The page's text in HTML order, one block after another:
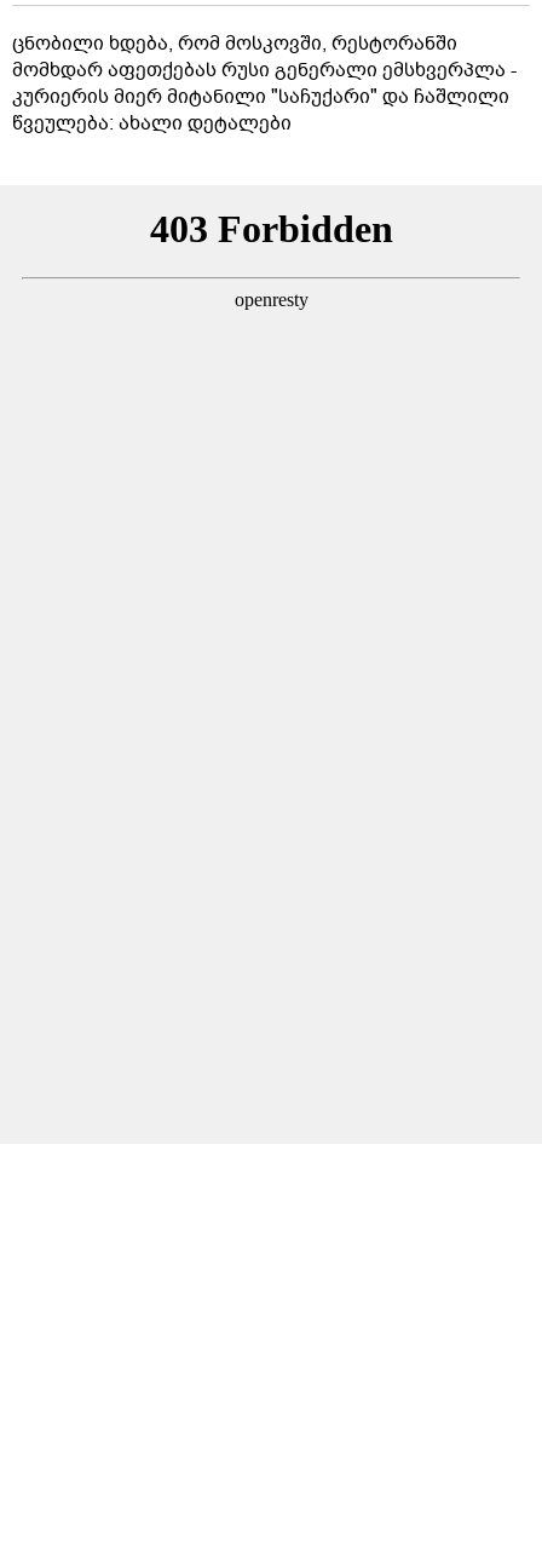
ცნობილი ხდება, რომ მოსკოვში, რესტორანში
მომხდარ აფეთქებას რუსი გენერალი ემსხვერპლა -
კურიერის მიერ მიტანილი "საჩუქარი" და ჩაშლილი
წვეულება: ახალი დეტალები